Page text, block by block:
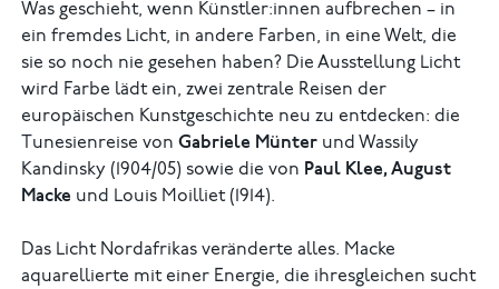
Was geschieht, wenn Künstler:innen aufbrechen – in
ein fremdes Licht, in andere Farben, in eine Welt, die
sie so noch nie gesehen haben? Die Ausstellung Licht
wird Farbe lädt ein, zwei zentrale Reisen der
europäischen Kunstgeschichte neu zu entdecken: die
Tunesienreise vonGabriele Münter und Wassily
Kandinsky (1904/05) sowie die von Paul Klee, August
Macke und Louis Moilliet (1914).
Das Licht Nordafrikas veränderte alles. Macke
aquarellierte mit einer Energie, die ihresgleichen sucht